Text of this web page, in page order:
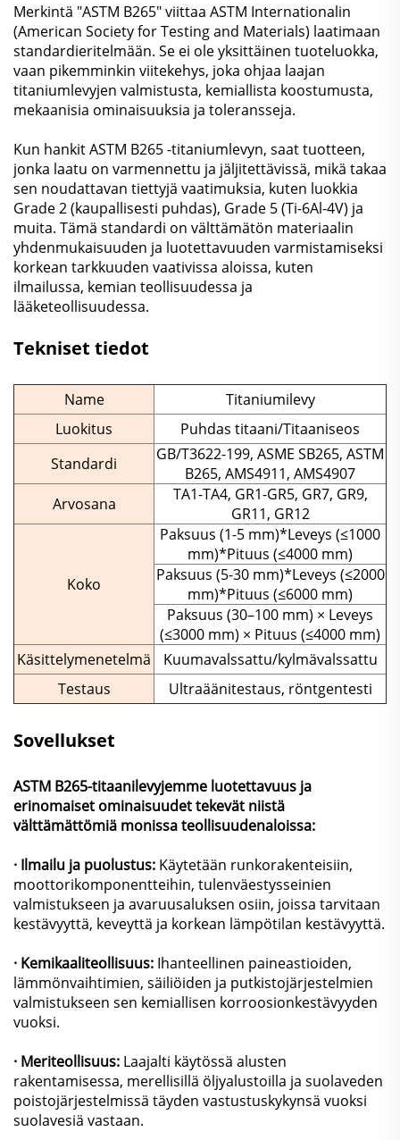
Merkintä "ASTM B265" viittaa ASTM Internationalin
(American Society for Testing and Materials) laatimaan
standardieritelmään. Se ei ole yksittäinen tuoteluokka,
vaan pikemminkin viitekehys, joka ohjaa laajan
titaniumlevyjen valmistusta, kemiallista koostumusta,
mekaanisia ominaisuuksia ja toleransseja.
Kun hankit ASTM B265 -titaniumlevyn, saat tuotteen,
jonka laatu on varmennettu ja jäljitettävissä, mikä takaa
sen noudattavan tiettyjä vaatimuksia, kuten luokkia
Grade 2 (kaupallisesti puhdas), Grade 5 (Ti-6Al-4V) ja
muita. Tämä standardi on välttämätön materiaalin
yhdenmukaisuuden ja luotettavuuden varmistamiseksi
korkean tarkkuuden vaativissa aloissa, kuten
ilmailussa, kemian teollisuudessa ja
lääketeollisuudessa.
Tekniset tiedot
Name
Titaniumilevy
Luokitus
Puhdas titaani/Titaaniseos
Standardi
GB/T3622-199, ASME SB265, ASTM
B265, AMS4911, AMS4907
Arvosana
TA1-TA4, GR1-GR5, GR7, GR9,
GR11, GR12
Koko
Paksuus (1-5 mm)*Leveys (≤1000
mm)*Pituus (≤4000 mm)
Paksuus (5-30 mm)*Leveys (≤2000
mm)*Pituus (≤6000 mm)
Paksuus (30–100 mm) × Leveys
(≤3000 mm) × Pituus (≤4000 mm)
Käsittelymenetelmä
Kuumavalssattu/kylmävalssattu
Testaus
Ultraäänitestaus, röntgentesti
Sovellukset
ASTM B265-titaanilevyjemme luotettavuus ja
erinomaiset ominaisuudet tekevät niistä
välttämättömiä monissa teollisuudenaloissa:
· Ilmailu ja puolustus: Käytetään runkorakenteisiin,
moottorikomponentteihin, tulenväestysseinien
valmistukseen ja avaruusaluksen osiin, joissa tarvitaan
kestävyyttä, keveyttä ja korkean lämpötilan kestävyyttä.
· Kemikaaliteollisuus: Ihanteellinen paineastioiden,
lämmönvaihtimien, säiliöiden ja putkistojärjestelmien
valmistukseen sen kemiallisen korroosionkestävyyden
vuoksi.
· Meriteollisuus: Laajalti käytössä alusten
rakentamisessa, merellisillä öljyalustoilla ja suolaveden
poistojärjestelmissä täyden vastustuskykynsä vuoksi
suolavesiä vastaan.